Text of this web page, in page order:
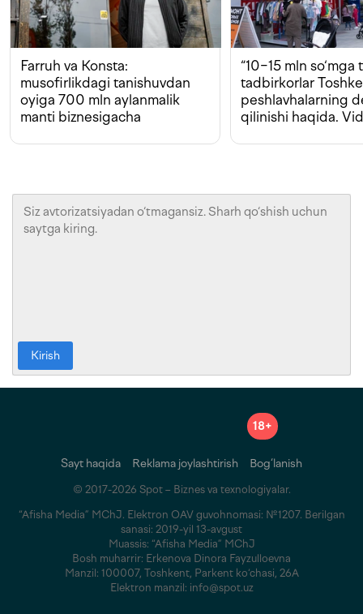
Farruh va Konsta:
musofirlikdagi tanishuvdan
oyiga 700 mln aylanmalik
manti biznesigacha
“10−15 mln so‘mga
tadbirkorlar
peshlavhalarning
qilinishi haqida.
Kirish
18+
Sayt haqida Reklama joylashtirish Bog‘lanish
© 2017-2026 Spot – Biznes va texnologiyalar.
“Afisha Media” MChJ. Elektron OAV guvohnomasi: №1207. Berilgan
sanasi: 2019-yil 13-avgust
Muassis: “Afisha Media” MChJ
Bosh muharrir: Erkenova Dinora Fayzulloevna
Manzil: 100007, Toshkent, Parkent ko‘chasi, 26A
Elektron manzil: info@spot.uz